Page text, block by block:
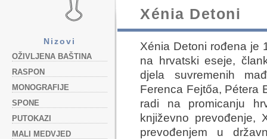
Nizovi
OŽIVLJENA BAŠTINA
RASPON
MONOGRAFIJE
SPONE
PUTOKAZI
MALI MEDVJED
Xénia Detoni
Xénia Detoni rođena je
na hrvatski eseje,
djela suvremenih
Ferenca Fejtőa, Pétera
radi na promicanju
književno prevođenje,
prevođenjem u